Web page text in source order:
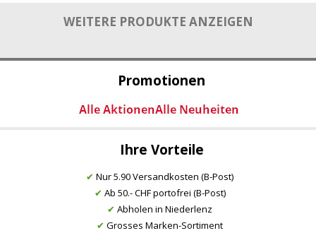
Promotionen
Ihre Vorteile
✔ Nur 5.90 Versandkosten (B-Post)
✔ Ab 50.- CHF portofrei (B-Post)
✔ Abholen in Niederlenz
✔ Grosses Marken-Sortiment
WEITERE PRODUKTE ANZEIGEN